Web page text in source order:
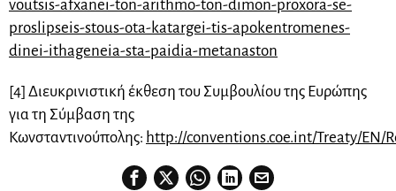
voutsis-afxanei-ton-arithmo-ton-dimon-proxora-se-
proslipseis-stous-ota-katargei-tis-apokentromenes-
dinei-ithageneia-sta-paidia-metanaston
[4] Διευκρινιστική έκθεση του Συμβουλίου της Ευρώπης
για τη Σύμβαση της
Κωνσταντινούπολης: http://conventions.coe.int/Treaty/EN/